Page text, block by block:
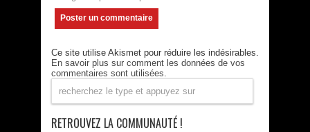
Ce site utilise Akismet pour réduire les indésirables.
En savoir plus sur comment les données de vos
commentaires sont utilisées
RETROUVEZ LA COMMUNAUTÉ !